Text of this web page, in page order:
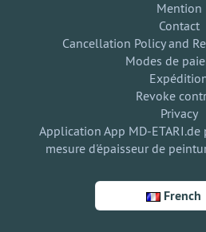
Mention
Contact
Cancellation Policy and
Modes de
Revoke
Privacy
Application App MD-
mesure d'épaisseur de
French